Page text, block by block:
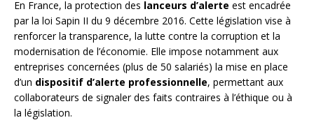
En France, la protection des lanceurs d’alerte est encadrée
par la loi Sapin II du 9 décembre 2016. Cette législation vise à
renforcer la transparence, la lutte contre la corruption et la
modernisation de l’économie. Elle impose notamment aux
entreprises concernées (plus de 50 salariés) la mise en place
d’un dispositif d’alerte professionnelle, permettant aux
collaborateurs de signaler des faits contraires à l’éthique ou à
la législation.